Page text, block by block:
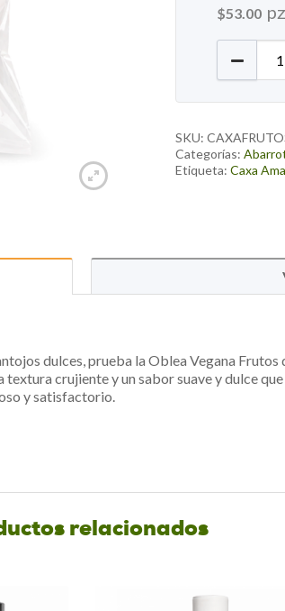
$53.00
Oblea
SKU:
Categorías:
Etiqueta:Caxa
dulces, prueba la Oblea Vegana
crujiente y un sabor suave y dulce
y satisfactorio.
relacionados